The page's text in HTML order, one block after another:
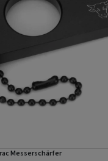
Messerschärfer